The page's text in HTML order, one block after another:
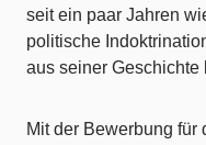
seit ein paar Jahren
politische
aus seiner Geschichte
Mit der Bewerbung für